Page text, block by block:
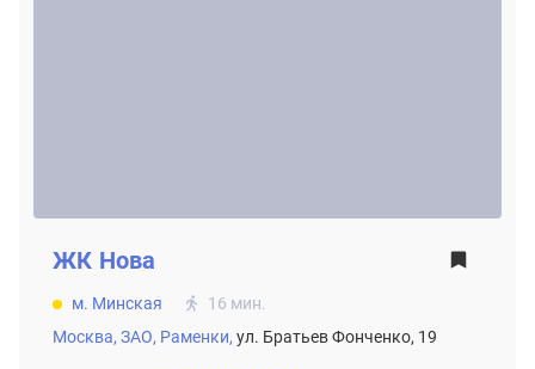
ЖК Нова
м. Минская
16 мин.
Москва, ЗАО, Раменки, ул. Братьев Фонченко, 19